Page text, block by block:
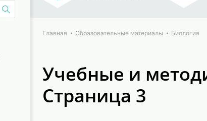
Главная Образовательные материалы Биология
Учебные и
Страница 3